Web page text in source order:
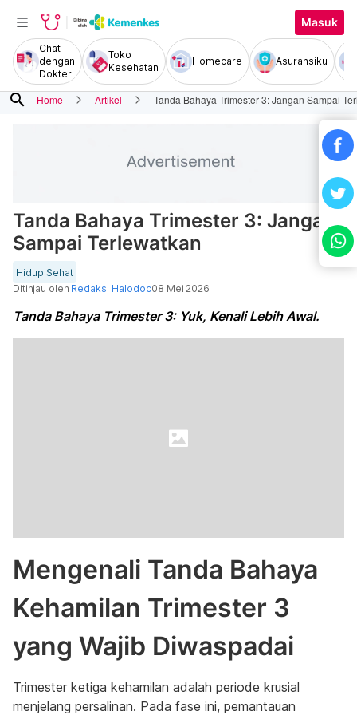
Masuk
Chat
dengan
Dokter
Toko
Kesehatan
Homecare Asuransiku
search Home Artikel Tanda Bahaya Trimester 3: Jangan Sampai
Tanda Bahaya Trimester 3: Jangan
Sampai Terlewatkan
Hidup Sehat
Ditinjau oleh Redaksi Halodoc08 Mei 2026
Tanda Bahaya Trimester 3: Yuk, Kenali Lebih Awal.
Mengenali Tanda Bahaya
Kehamilan Trimester 3
yang Wajib Diwaspadai
Trimester ketiga kehamilan adalah periode krusial
menjelang persalinan. Pada fase ini, pemantauan